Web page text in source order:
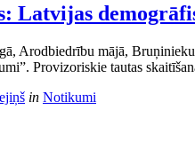
Latvijas
Arodbiedrību mājā,
Provizoriskie tautas
in Notikumi